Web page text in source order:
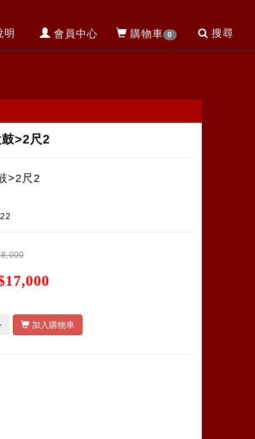
會員中心 購物車 0 搜尋
明
>2尺2
>2尺2
加入購物車